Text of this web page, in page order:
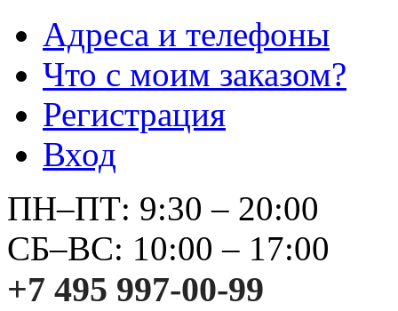
Адреса и телефоны
Что с моим заказом?
Регистрация
Вход
ПН–ПТ: 9:30 – 20:00
СБ–ВС: 10:00 – 17:00
+7 495 997-00-99